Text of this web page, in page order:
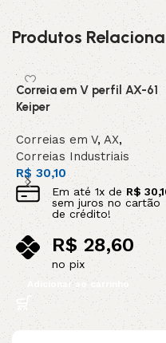
Produtos
Correia em V perfil AX-61
Keiper
Correias em V, AX,
Correias Industriais
R$ 30,10
Em até1x deR$
sem juros no cartão
de crédito!
R$28,60
no pix
Adicionar ao carrinho